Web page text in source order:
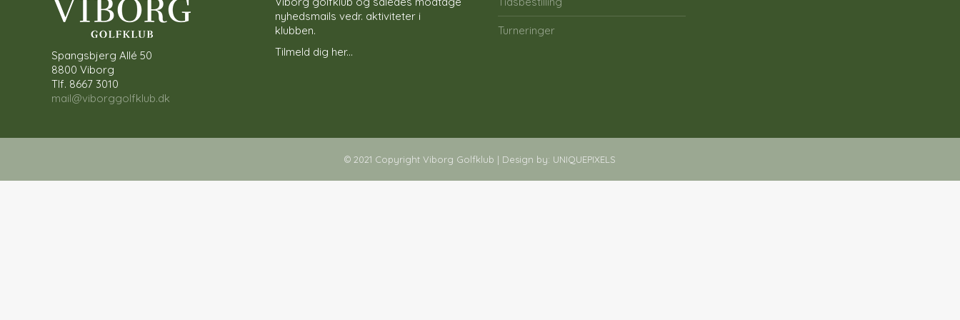
Spangsbjerg Allé 50
8800 Viborg
Tlf. 8667 3010
mail@viborggolfklub.dk
nyhedsmails vedr. aktiviteter i
klubben.
Tilmeld dig her...
Turneringer
© 2021 Copyright Viborg Golfklub | Design by: UNIQUEPIXELS